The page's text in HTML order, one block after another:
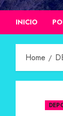
INICIO
Home